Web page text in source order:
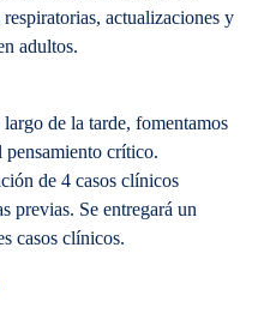
actualizaciones y
adultos.
de la tarde, fomentamos
crítico.
de 4 casos clínicos
previas. Se entregará un
casos clínicos.